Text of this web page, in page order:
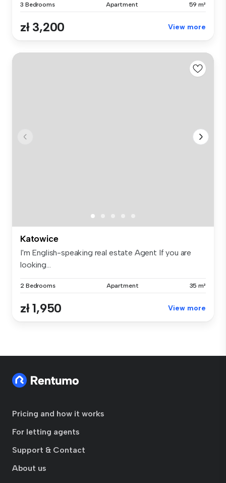
3 Bedrooms Apartment 59 m²
zł 3,200 View more
Katowice
I'm English-speaking real estate Agent If you are
looking...
2 Bedrooms Apartment 35 m²
zł 1,950 View more
Pricing and how it works
For letting agents
Support & Contact
About us